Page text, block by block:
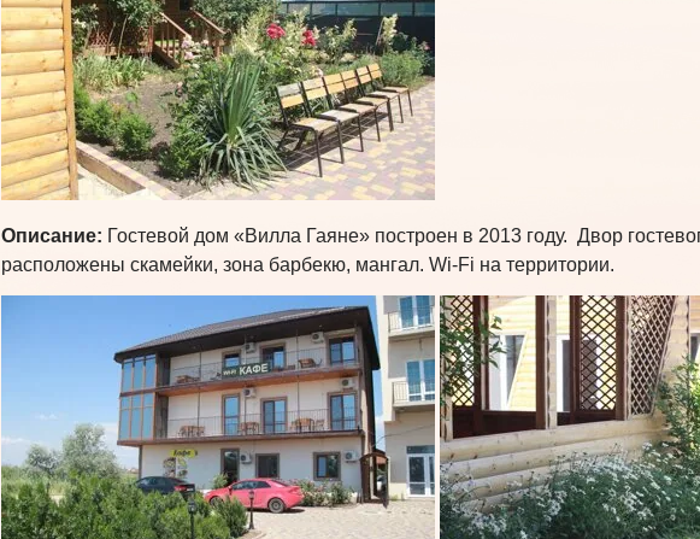
Описание: Гостевой дом «Вилла Гаяне» построен в 2013 году. Двор
расположены скамейки, зона барбекю, мангал. Wi-Fi на территории.